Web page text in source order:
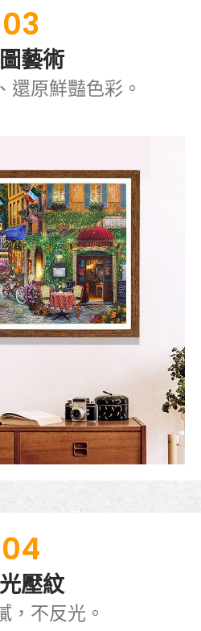
03
藝術
還原鮮豔色彩。
04
壓紋
，不反光。